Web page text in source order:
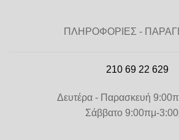
ΠΛΗΡΟΦΟΡΙΕΣ -
210 69 22 629
Δευτέρα - Παρασκευή
Σάββατο 9:00πμ-